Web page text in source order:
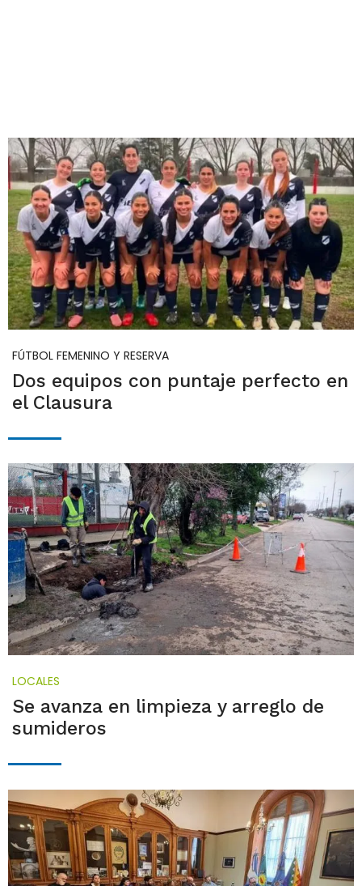
FÚTBOL FEMENINO Y RESERVA
Dos equipos con puntaje perfecto en
el Clausura
LOCALES
Se avanza en limpieza y arreglo de
sumideros